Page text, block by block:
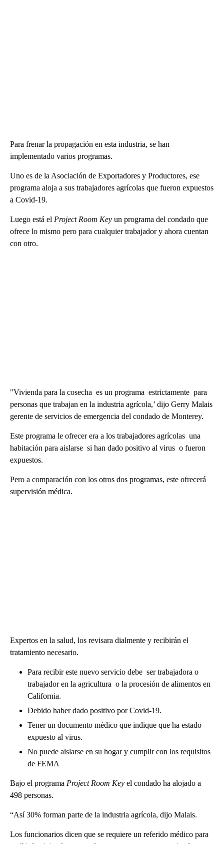
Para frenar la propagación en esta industria, se han
implementado varios programas.
Uno es de la Asociación de Exportadores y Productores, ese
programa aloja a sus trabajadores agrícolas que fueron expuestos
a Covid-19.
Luego está el Project Room Key un programa del condado que
ofrece lo mismo pero para cualquier trabajador y ahora cuentan
con otro.
"Vivienda para la cosecha es un programa estrictamente para
personas que trabajan en la industria agrícola,’ dijo Gerry Malais
gerente de servicios de emergencia del condado de Monterey.
Este programa le ofrecer era a los trabajadores agrícolas una
habitación para aislarse si han dado positivo al virus o fueron
expuestos.
Pero a comparación con los otros dos programas, este ofrecerá
supervisión médica.
Expertos en la salud, los revisara dialmente y recibirán el
tratamiento necesario.
Para recibir este nuevo servicio debe ser trabajadora o
trabajador en la agricultura o la procesión de alimentos en
California.
Debido haber dado positivo por Covid-19.
Tener un documento médico que indique que ha estado
expuesto al virus.
No puede aislarse en su hogar y cumplir con los requisitos
de FEMA
Bajo el programa Project Room Key el condado ha alojado a
498 personas.
“Así 30% forman parte de la industria agrícola, dijo Malais.
Los funcionarios dicen que se requiere un referido médico para